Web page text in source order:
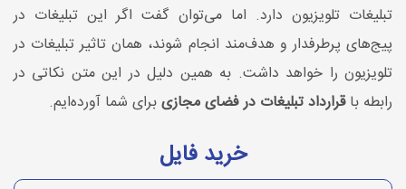
تبلیغات تلویزیون دارد. اما می‌توان گفت اگر این تبلیغات در
پیج‌های پرطرفدار و هدف‌مند انجام شوند، همان تاثیر تبلیغات در
تلویزیون را خواهد داشت. به همین دلیل در این متن نکاتی در
رابطه باقرارداد تبلیغات در فضای مجازیبرای شما آورده‌ایم.
خرید فایل